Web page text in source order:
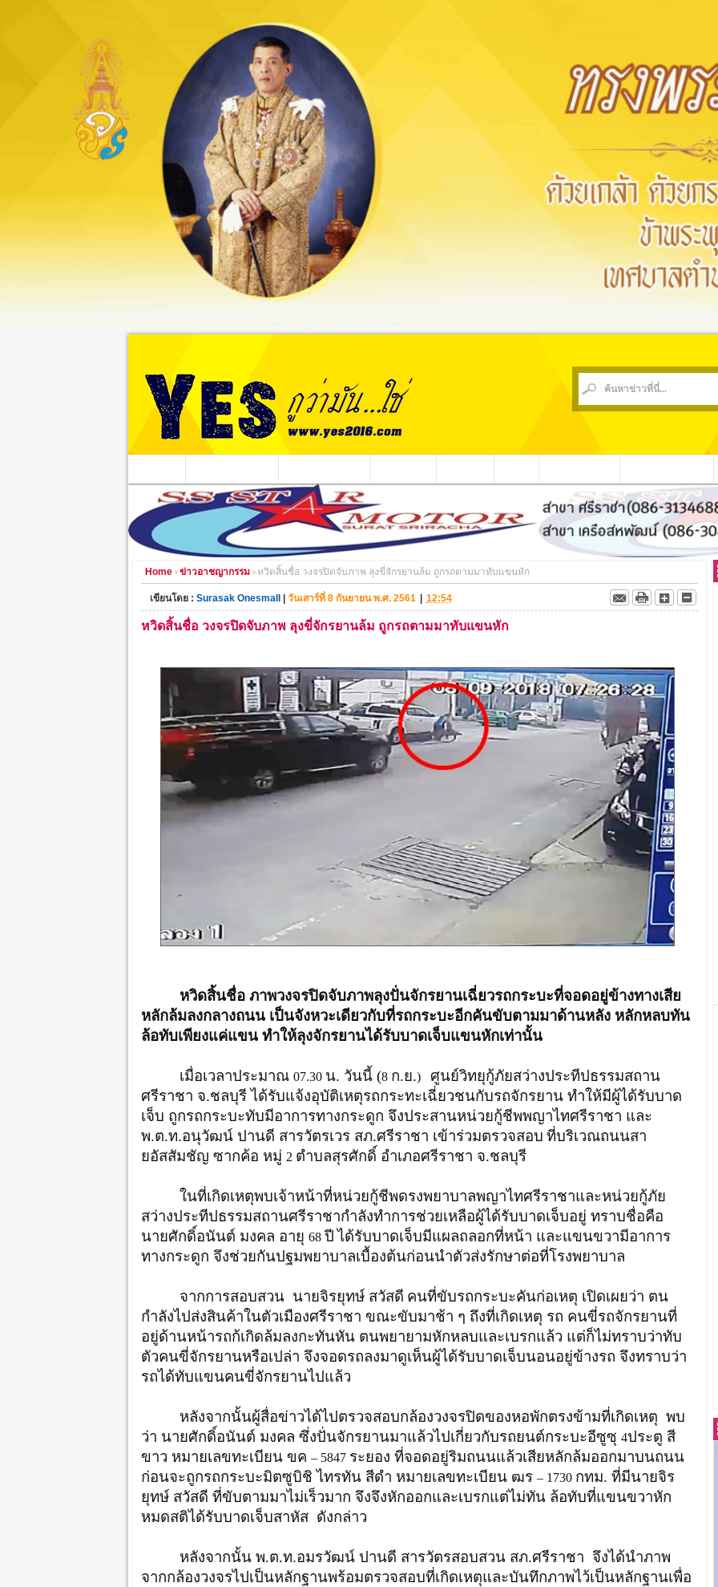
Home ข่าวอาชญากรรม หวิดสิ้นชื่อ วงจรปิดจับภาพ ลุงขี่จักรยานล้ม ถูกรถตามมาทับแขนหัก
เขียนโดย : Surasak Onesmall วันเสาร์ที่ 8 กันยายน พ.ศ. 2561 12:54
หวิดสิ้นชื่อ วงจรปิดจับภาพ ลุงขี่จักรยานล้ม ถูกรถตามมาทับแขนหัก
หวิดสิ้นชื่อ ภาพวงจรปิดจับภาพลุงปั่นจักรยานเฉี่ยวรถกระบะที่จอดอยู่ข้างทางเสีย
หลักล้มลงกลางถนน เป็นจังหวะเดียวกับที่รถกระบะอีกคันขับตามมาด้านหลัง หลักหลบทัน
ล้อทับเพียงแค่แขน ทำให้ลุงจักรยานได้รับบาดเจ็บแขนหักเท่านั้น
เมื่อเวลาประมาณ 07.30 น. วันนี้ (8 ก.ย.) ศูนย์วิทยุกู้ภัยสว่างประทีปธรรมสถาน
ศรีราชา จ.ชลบุรี ได้รับแจ้งอุบัติเหตุรถกระทะเฉี่ยวชนกับรถจักรยาน ทำให้มีผู้ได้รับบาด
เจ็บ ถูกรถกระบะทับมีอาการทางกระดูก จึงประสานหน่วยกู้ชีพพญาไทศรีราชา และ
พ.ต.ท.อนุวัฒน์ ปานดี สารวัตรเวร สภ.ศรีราชา เข้าร่วมตรวจสอบ ที่บริเวณถนนสา
ยอัสสัมชัญ ซากค้อ หมู่ 2 ตำบลสุรศักดิ์ อำเภอศรีราชา จ.ชลบุรี
ในที่เกิดเหตุพบเจ้าหน้าที่หน่วยกู้ชีพดรงพยาบาลพญาไทศรีราชาและหน่วยกู้ภัย
สว่างประทีปธรรมสถานศรีราชากำลังทำการช่วยเหลือผู้ได้รับบาดเจ็บอยู่ ทราบชื่อคือ
นายศักดิ์อนันต์ มงคล อายุ 68 ปี ได้รับบาดเจ็บมีแผลถลอกที่หน้า และแขนขวามีอาการ
ทางกระดูก จึงช่วยกันปฐมพยาบาลเบื้องต้นก่อนนำตัวส่งรักษาต่อที่โรงพยาบาล
จากการสอบสวน นายจิรยุทษ์ สวัสดี คนที่ขับรถกระบะคันก่อเหตุ เปิดเผยว่า ตน
กำลังไปส่งสินค้าในตัวเมืองศรีราชา ขณะขับมาช้า ๆ ถึงที่เกิดเหตุ รถ คนขี่รถจักรยานที่
อยู่ด้านหน้ารถก้เกิดล้มลงกะทันหัน ตนพยายามหักหลบและเบรกแล้ว แต่ก็ไม่ทราบว่าทับ
ตัวคนขี่จักรยานหรือเปล่า จึงจอดรถลงมาดูเห็นผู้ได้รับบาดเจ็บนอนอยู่ข้างรถ จึงทราบว่า
รถได้ทับแขนคนขี่จักรยานไปแล้ว
หลังจากนั้นผู้สื่อข่าวได้ไปตรวจสอบกล้องวงจรปิดของหอพักตรงข้ามที่เกิดเหตุ พบ
ว่า นายศักดิ์อนันต์ มงคล ซึ่งปั่นจักรยานมาแล้วไปเกี่ยวกับรถยนต์กระบะอีซูซุ 4ประตู สี
ขาว หมายเลขทะเบียน ขค – 5847 ระยอง ที่จอดอยู่ริมถนนแล้วเสียหลักล้มออกมาบนถนน
ก่อนจะถูกรถกระบะมิตซูบิชิ ไทรทัน สีดำ หมายเลขทะเบียน ฒร – 1730 กทม. ที่มีนายจิร
ยุทษ์ สวัสดี ที่ขับตามมาไม่เร็วมาก จึงจึงหักออกและเบรกแต่ไม่ทัน ล้อทับที่แขนขวาหัก
หมดสติได้รับบาดเจ็บสาหัส ดังกล่าว
หลังจากนั้น พ.ต.ท.อมรวัฒน์ ปานดี สารวัตรสอบสวน สภ.ศรีราชา จึงได้นำภาพ
จากกล้องวงจรไปเป็นหลักฐานพร้อมตรวจสอบที่เกิดเหตุและบันทึกภาพไว้เป็นหลักฐานเพื่อ